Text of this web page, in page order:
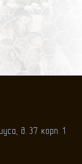
д. 37 корп. 1